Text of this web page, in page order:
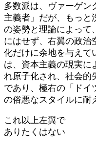
多数派は、ヴァーゲン
主義者」だが、もっと
の姿勢と理論によって
にはせず、右翼の政治
化だけに余地を与えて
は、資本主義の現実に
れ原子化され、社会的
であり、極右の「ドイ
の俗悪なスタイルに耐
これ以上左翼で
ありたくはない